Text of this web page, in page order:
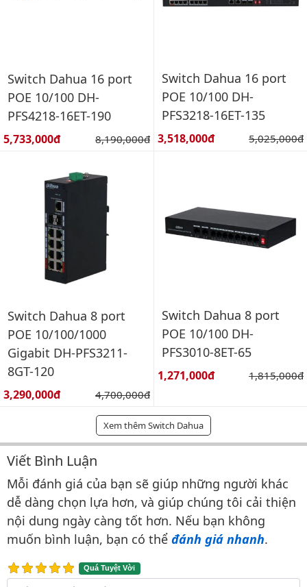
Switch Dahua 16 port
POE 10/100 DH-
PFS4218-16ET-190
Giá bán:
5,733,000đ Giá gốc:
8,190,000đ
Switch Dahua 16 port
POE 10/100 DH-
PFS3218-16ET-135
Giá bán:
3,518,000đ Giá gốc:
5,025,000đ
Switch Dahua 8 port
POE 10/100/1000
Gigabit DH-PFS3211-
8GT-120
Giá bán:
3,290,000đ Giá gốc:
4,700,000đ
Switch Dahua 8 port
POE 10/100 DH-
PFS3010-8ET-65
Giá bán:
1,271,000đ Giá gốc:
1,815,000đ
Xem thêm Switch Dahua
Bình luận & Đánh giá
Viết Bình Luận
Mỗi đánh giá của bạn sẽ giúp những người khác
dễ dàng chọn lựa hơn, và giúp chúng tôi cải thiện
nội dung ngày càng tốt hơn. Nếu bạn không
muốn bình luận, bạn có thể đánh giá nhanh.
Quá Tuyệt Vời